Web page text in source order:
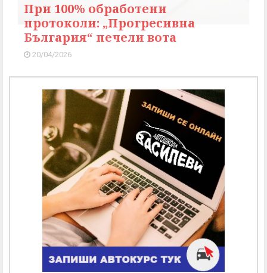
При 100% обработени
протоколи: „Прогресивна
България“ печели вота
20/04/2026